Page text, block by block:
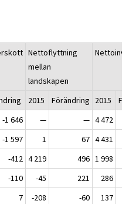
Nettoflyttning
mellan
landskapen
2015 Förändring 2015
-1 646 — — 4 472
-1 597 1 67 4 431
-412 4 219 496 1 998
-110 -45 221
286
7 -208 -60
137